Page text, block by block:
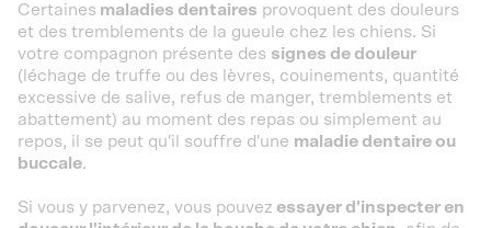
Certaines maladies dentaires provoquent des douleurs
et des tremblements de la gueule chez les chiens. Si
votre compagnon présente des signes de douleur
(léchage de truffe ou des lèvres, couinements, quantité
excessive de salive, refus de manger, tremblements et
abattement) au moment des repas ou simplement au
repos, il se peut qu'il souffre d'une maladie dentaire ou
buccale.
Si vous y parvenez, vous pouvez essayer d'inspecter en